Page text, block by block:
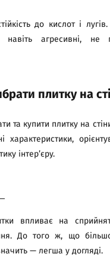
до кислот і
навіть агресивні, не
плитку на
та купити плитку на
характеристики,
інтер’єру.
впливає на
До того ж, що
— легша у догляді.